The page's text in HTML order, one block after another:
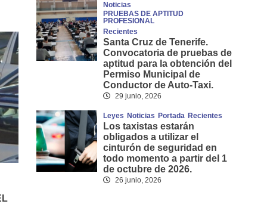
Noticias
PRUEBAS DE APTITUD
PROFESIONAL
Recientes
Santa Cruz de Tenerife.
Convocatoria de pruebas de
aptitud para la obtención del
Permiso Municipal de
Conductor de Auto-Taxi.
29 junio, 2026
Leyes Noticias Portada Recientes
Los taxistas estarán
obligados a utilizar el
cinturón de seguridad en
todo momento a partir del 1
de octubre de 2026.
26 junio, 2026